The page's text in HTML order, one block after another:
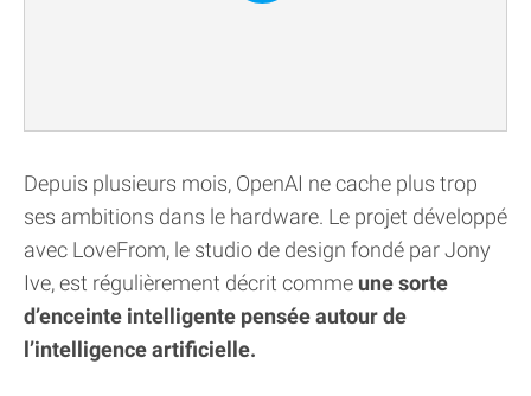
Depuis plusieurs mois, OpenAI ne cache plus trop
ses ambitions dans le hardware. Le projet développé
avec LoveFrom, le studio de design fondé par Jony
Ive, est régulièrement décrit comme une sorte
d’enceinte intelligente pensée autour de
l’intelligence artificielle.